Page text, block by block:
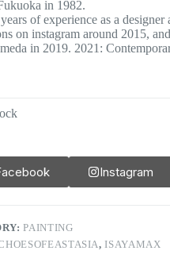
in 1982.
of experience as a
on instagram around 2015,
in 2019. 2021:
Instagram
PAINTING
, ISAYAMAX